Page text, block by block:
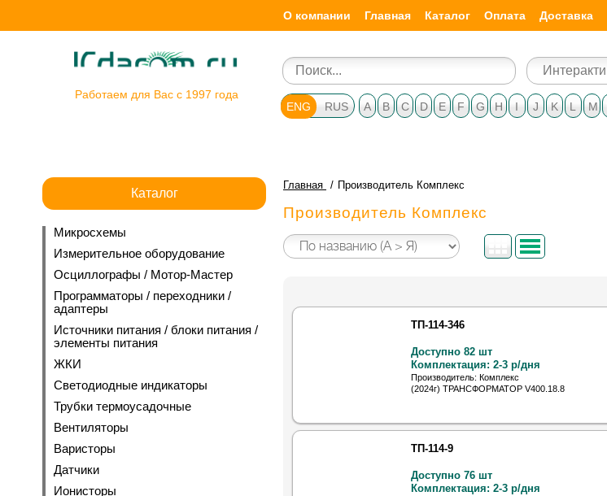
О компании Главная Каталог Оплата Доставка
Работаем для Вас с 1997 года
A
B C D E F G H I J K L M
ENG RUS
Главная Производитель Комплекс
Производитель Комплекс
ТП-114-346
Доступно 82 шт
Комплектация: 2-3 р/дня
Производитель: Комплекс
(2024г) ТРАНСФОРМАТОР V400.18.8
ТП-114-9
Доступно 76 шт
Комплектация: 2-3 р/дня
Каталог
Микросхемы
Измерительное оборудование
Осциллографы / Мотор-Мастер
Программаторы / переходники /
адаптеры
Источники питания / блоки питания /
элементы питания
ЖКИ
Светодиодные индикаторы
Трубки термоусадочные
Вентиляторы
Варисторы
Датчики
Ионисторы